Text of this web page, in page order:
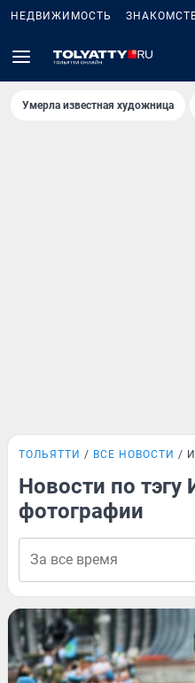
НЕДВИЖИМОСТЬ
Умерла известная художница
ТОЛЬЯТТИ ВСЕ НОВОСТИ
Новости по тэгу
фотографии